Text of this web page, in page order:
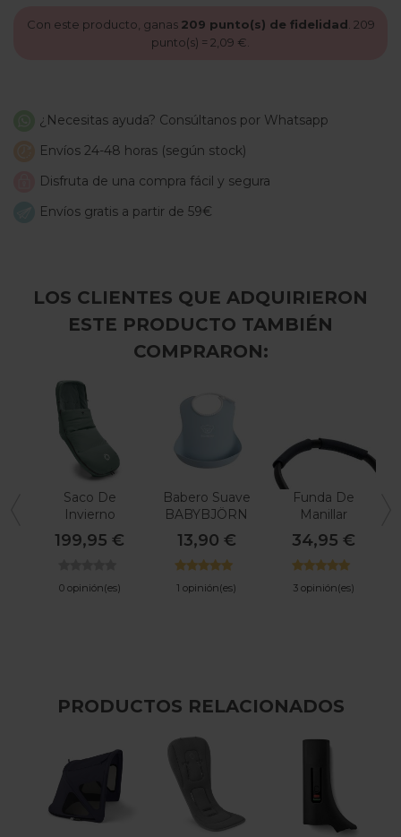
Con este producto, ganas 209 punto(s) de fidelidad 209
punto(s) = 2,09 €
¿Necesitas ayuda? Consúltanos por Whatsapp
Envíos 24-48 horas (según stock)
Disfruta de una compra fácil y segura
Envíos gratis a partir de 59€
LOS CLIENTES QUE ADQUIRIERON
ESTE PRODUCTO TAMBIÉN
COMPRARON:
Saco De
Invierno
Bugaboo Alto
Rendimiento
199,95 €
0 opinión(es)
Babero Suave
BABYBJÖRN
13,90 €
1 opinión(es)
Funda De
Manillar
Bugaboo Bee,
Fox Y Dragonfly
34,95 €
3 opinión(es)
PRODUCTOS RELACIONADOS